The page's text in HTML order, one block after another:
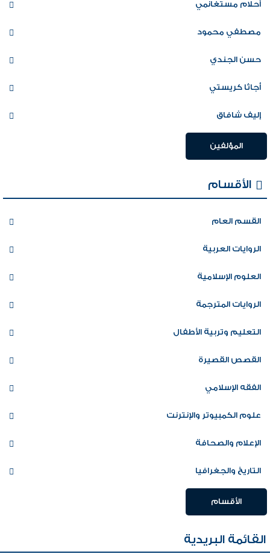
أحلام مستغانمي
مصطفي محمود
حسن الجندي
أجاثا كريستي
إليف شافاق
المؤلفين
الأقسام
القسم العام
الروايات العربية
العلوم الإسلامية
الروايات المترجمة
التعليم وتربية الأطفال
القصص القصيرة
الفقه الإسلامي
علوم الكمبيوتر والإنترنت
الإعلام والصحافة
التاريخ والجغرافيا
الأقسام
القائمة البريدية